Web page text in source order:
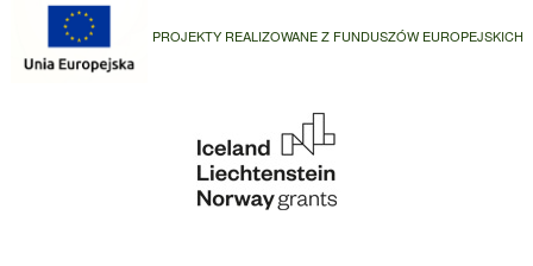
PROJEKTY REALIZOWANE Z FUNDUSZÓW EUROPEJSKICH